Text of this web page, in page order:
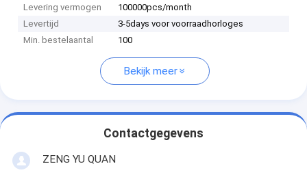
Levering vermogen
100000pcs/month
Levertijd
3-5days voor voorraadhorloges
Min. bestelaantal
100
Bekijk meer
Contactgegevens
ZENG YU QUAN